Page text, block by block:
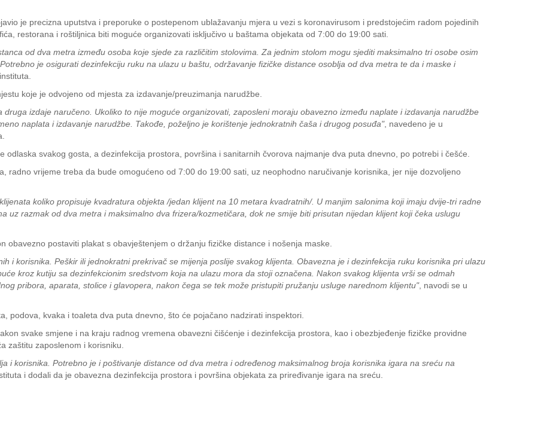
je precizna uputstva i preporuke o postepenom ublažavanju mjera u vezi s koronavirusom i predstojećim radom pojedinih
restorana i roštiljnica biti moguće organizovati isključivo u baštama objekata od 7:00 do 19:00 sati.
od dva metra između osoba koje sjede za različitim stolovima. Za jednim stolom mogu sjediti maksimalno tri osobe osim
je osigurati dezinfekciju ruku na ulazu u baštu, održavanje fizičke distance osoblja od dva metra te da i maske i
koje je odvojeno od mjesta za izdavanje/preuzimanja narudžbe.
izdaje naručeno. Ukoliko to nije moguće organizovati, zaposleni moraju obavezno između naplate i izdavanja narudžbe
naplata i izdavanje narudžbe. Takođe, poželjno je korištenje jednokratnih čaša i drugog posuđa", navedeno je u
odlaska svakog gosta, a dezinfekcija prostora, površina i sanitarnih čvorova najmanje dva puta dnevno, po potrebi i češće.
radno vrijeme treba da bude omogućeno od 7:00 do 19:00 sati, uz neophodno naručivanje korisnika, jer nije dozvoljeno
koliko propisuje kvadratura objekta /jedan klijent na 10 metara kvadratnih/. U manjim salonima koji imaju dvije-tri radne
uz razmak od dva metra i maksimalno dva frizera/kozmetičara, dok ne smije biti prisutan nijedan klijent koji čeka uslugu
obavezno postaviti plakat s obavještenjem o držanju fizičke distance i nošenja maske.
i korisnika. Peškir ili jednokratni prekrivač se mijenja poslije svakog klijenta. Obavezna je i dezinfekcija ruku korisnika pri ulazu
kroz kutiju sa dezinfekcionim sredstvom koja na ulazu mora da stoji označena. Nakon svakog klijenta vrši se odmah
pribora, aparata, stolice i glavopera, nakon čega se tek može pristupiti pružanju usluge narednom klijentu", navodi se u
podova, kvaka i toaleta dva puta dnevno, što će pojačano nadzirati inspektori.
svake smjene i na kraju radnog vremena obavezni čišćenje i dezinfekcija prostora, kao i obezbjeđenje fizičke providne
zaštitu zaposlenom i korisniku.
i korisnika. Potrebno je i poštivanje distance od dva metra i određenog maksimalnog broja korisnika igara na sreću na
i dodali da je obavezna dezinfekcija prostora i površina objekata za priređivanje igara na sreću.